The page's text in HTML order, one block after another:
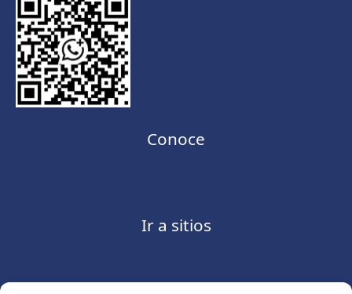
Conoce
Ir a sitios